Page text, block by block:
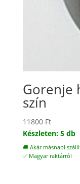
Gorenje
szín
11800 Ft
Készleten: 5 db
🚚 Akár másnapi
✅ Magyar raktárról